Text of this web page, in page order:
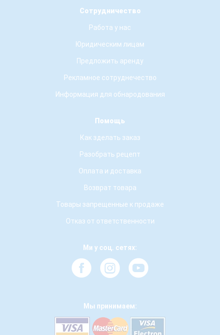
Сотрудничество
Работа у нас
Юридическим лицам
Предложить аренду
Рекламное сотруднечество
Информация для обнародования
Помощь
Как зделать заказ
Разобрать рецепт
Оплата и доставка
Возврат товара
Товары запрещенные к продаже
Отказ от ответственности
Ми у соц. сетях:
Мы принимаем: